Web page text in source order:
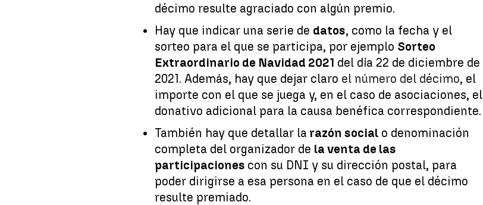
décimo resulte agraciado con algún premio.
Hay que indicar una serie de datos, como la fecha y el
sorteo para el que se participa, por ejemplo Sorteo
Extraordinario de Navidad 2021 del día 22 de diciembre de
2021. Además, hay que dejar claro el número del décimo, el
importe con el que se juega y, en el caso de asociaciones, el
donativo adicional para la causa benéfica correspondiente.
También hay que detallar la razón socialo denominación
completa del organizador de la venta de las
participaciones con su DNI y su dirección postal, para
poder dirigirse a esa persona en el caso de que el décimo
resulte premiado.